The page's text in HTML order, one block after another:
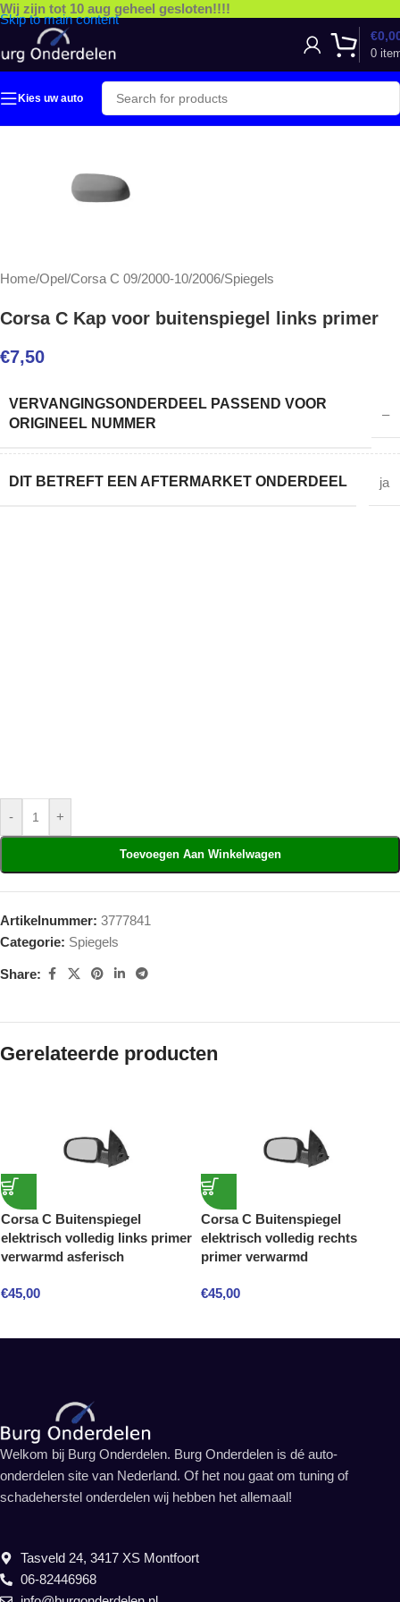
Skip to main content
Wij zijn tot 10 aug geheel gesloten!!!!
0
€
Kies uw auto
Home/Opel/Corsa C 09/2000-10/2006/Spiegels
Corsa C Kap voor buitenspiegel links primer
€7,50
VERVANGINGSONDERDEEL PASSEND VOOR
ORIGINEEL NUMMER
–
DIT BETREFT EEN AFTERMARKET ONDERDEEL ja
- +
Toevoegen Aan Winkelwagen
Artikelnummer: 3777841
Categorie: Spiegels
Share:
Gerelateerde producten
Corsa C Buitenspiegel
elektrisch volledig links primer
verwarmd asferisch
€45,00
Corsa C Buitenspiegel
elektrisch volledig rechts
primer verwarmd
€45,00
Welkom bij Burg Onderdelen. Burg Onderdelen is dé auto-
onderdelen site van Nederland. Of het nou gaat om tuning of
schadeherstel onderdelen wij hebben het allemaal!
Tasveld 24, 3417 XS Montfoort
06-82446968